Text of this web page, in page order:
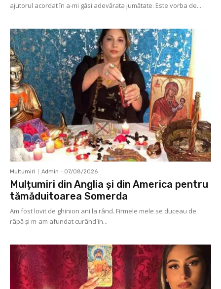
ajutorul acordat în a-mi găsi adevărata jumătate. Este vorba de...
Multumiri Admin - 07/08/2026
Mulțumiri din Anglia și din America pentru
tămăduitoarea Somerda
Am fost lovit de ghinion ani la rând. Firmele mele se duceau de
râpă şi m-am afundat curând în...